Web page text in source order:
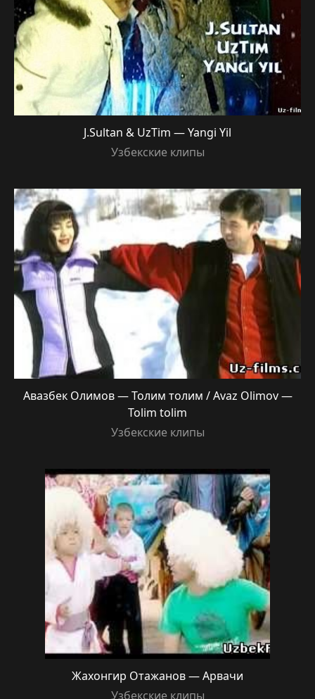
J.Sultan & UzTim — Yangi Yil
Узбекские клипы
Авазбек Олимов — Толим толим / Avaz Olimov —
Tolim tolim
Узбекские клипы
Жахонгир Отажанов — Арвачи
Узбекские клипы